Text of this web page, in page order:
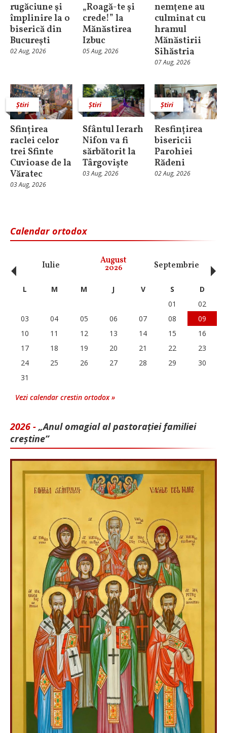
rugăciune şi
împlinire la o
biserică din
Bucureşti
02 Aug, 2026
„Roagă-te și
crede!” la
Mănăstirea
Izbuc
05 Aug, 2026
nemţene au
culminat cu
hramul
Mănăstirii
Sihăstria
07 Aug, 2026
Știri
Sfințirea
raclei celor
trei Sfinte
Cuvioase de la
Văratec
03 Aug, 2026
Știri
Sfântul Ierarh
Nifon va fi
sărbătorit la
Târgoviște
03 Aug, 2026
Știri
Resfințirea
bisericii
Parohiei
Rădeni
02 Aug, 2026
Calendar ortodox
Iulie August
2026 Septembrie
‹ L M M J V S
D
01
02
03
04 05 06 07 08
09
10
11 12 13 14 15
16
17
18 19 20 21 22
23
24
25 26 27 28 29
30
31
Vezi calendar crestin ortodox »
2026 - „Anul omagial al pastorației familiei
creștine”